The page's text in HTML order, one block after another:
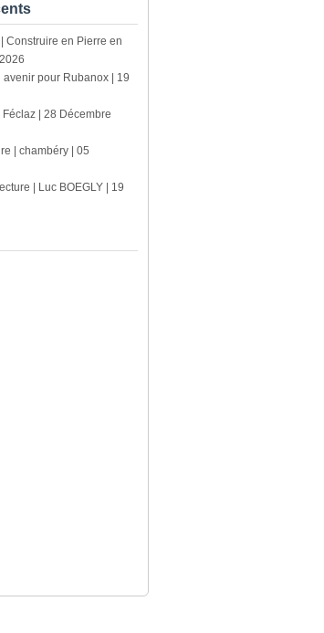
Construire en Pierre en
pour Rubanox | 19
| 28 Décembre
| chambéry | 05
| Luc BOEGLY | 19